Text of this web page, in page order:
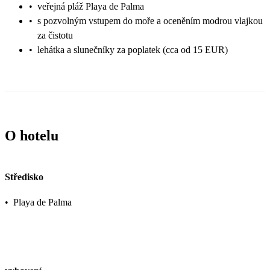
• veřejná pláž Playa de Palma
• s pozvolným vstupem do moře a oceněním modrou vlajkou
za čistotu
• lehátka a slunečníky za poplatek (cca od 15 EUR)
O hotelu
Středisko
• Playa de Palma